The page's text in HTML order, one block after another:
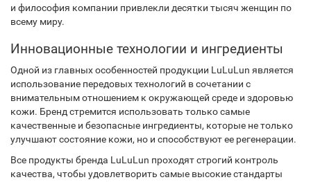
и философия компании привлекли десятки тысяч женщин по
всему миру.
Инновационные технологии и ингредиенты
Одной из главных особенностей продукции LuLuLun является
использование передовых технологий в сочетании с
внимательным отношением к окружающей среде и здоровью
кожи. Бренд стремится использовать только самые
качественные и безопасные ингредиенты, которые не только
улучшают состояние кожи, но и способствуют ее регенерации.
Все продукты бренда LuLuLun проходят строгий контроль
качества, чтобы удовлетворить самые высокие стандарты